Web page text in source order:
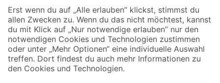
Sicher einkaufen
Jetzt die toom-App herunterladen